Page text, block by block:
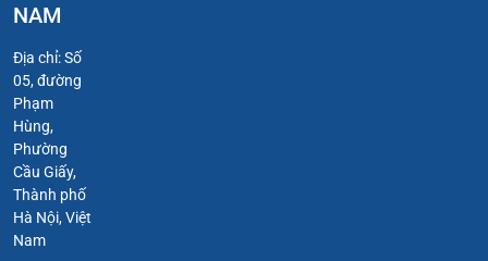
NAM
Địa chỉ: Số
05, đường
Phạm
Hùng,
Phường
Cầu Giấy,
Thành phố
Hà Nội, Việt
Nam